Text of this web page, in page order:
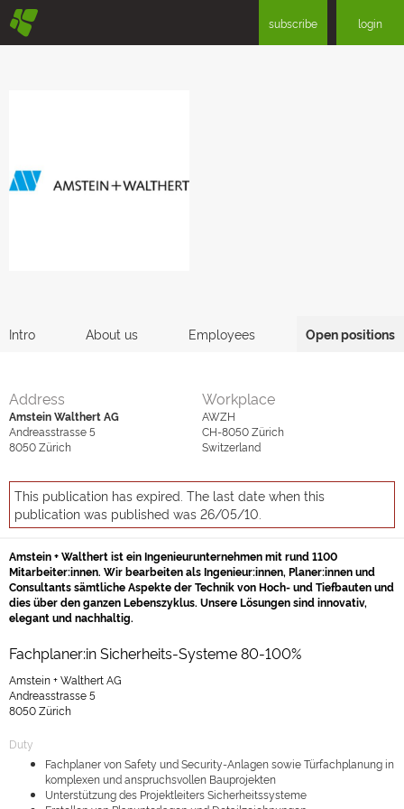
§ subscribe login
Intro About us Employees Open positions
Address
Amstein Walthert AG
Andreasstrasse 5
8050Zürich
Workplace
AWZH
CH-8050Zürich
Switzerland
This publication has expired. The last date when this
publication was published was 26/05/10.
Amstein + Walthert ist ein Ingenieurunternehmen mit rund 1100
Mitarbeiter:innen. Wir bearbeiten als Ingenieur:innen, Planer:innen und
Consultants sämtliche Aspekte der Technik von Hoch- und Tiefbauten und
dies über den ganzen Lebenszyklus. Unsere Lösungen sind innovativ,
elegant und nachhaltig.
Fachplaner:in Sicherheits-Systeme 80-100%
Amstein + Walthert AG
Andreasstrasse 5
8050 Zürich
Duty
Fachplaner von Safety und Security-Anlagen sowie Türfachplanung in
komplexen und anspruchsvollen Bauprojekten
Unterstützung des Projektleiters Sicherheitssysteme